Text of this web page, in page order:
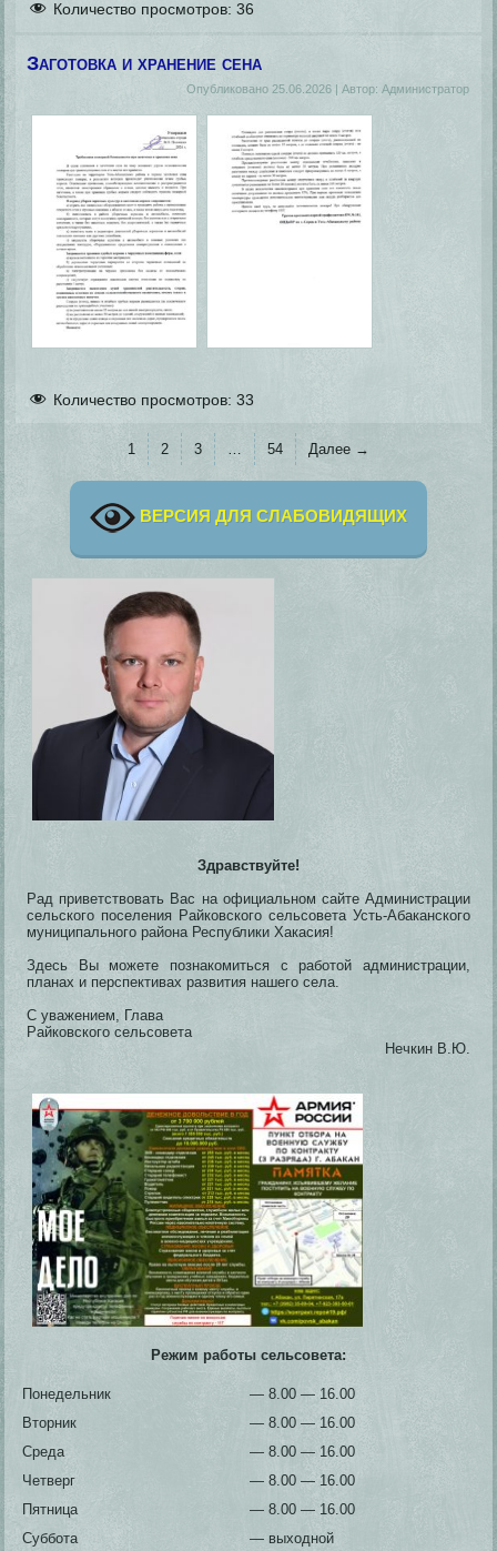
Количество просмотров: 36
Заготовка и хранение сена
Опубликовано 25.06.2026| Автор: Администратор
Количество просмотров: 33
1 2 3 54 Далее →
ВЕРСИЯ ДЛЯ СЛАБОВИДЯЩИХ
Здравствуйте!
Рад приветствовать Вас на официальном сайте Администрации
сельского поселения Райковского сельсовета Усть-Абаканского
муниципального района Республики Хакасия!
Здесь Вы можете познакомиться с работой администрации,
планах и перспективах развития нашего села.
С уважением, Глава
Райковского сельсовета
Нечкин В.Ю.
Режим работы сельсовета:
Понедельник
— 8.00 — 16.00
Вторник
— 8.00 — 16.00
Среда
— 8.00 — 16.00
Четверг
— 8.00 — 16.00
Пятница
— 8.00 — 16.00
Суббота
— выходной